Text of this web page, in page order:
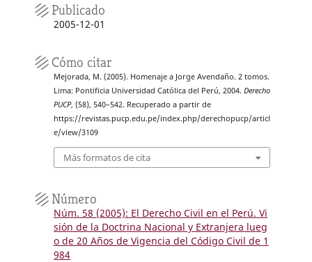
Publicado
2005-12-01
Cómo citar
Mejorada, M. (2005). Homenaje a Jorge Avendaño. 2 tomos.
Lima: Pontificia Universidad Católica del Perú, 2004. Derecho
PUCP, (58), 540–542. Recuperado a partir de
https://revistas.pucp.edu.pe/index.php/derechopucp/articl
e/view/3109
Más formatos de cita
Número
Núm. 58 (2005): El Derecho Civil en el Perú. Vi
sión de la Doctrina Nacional y Extranjera lueg
o de 20 Años de Vigencia del Código Civil de 1
984